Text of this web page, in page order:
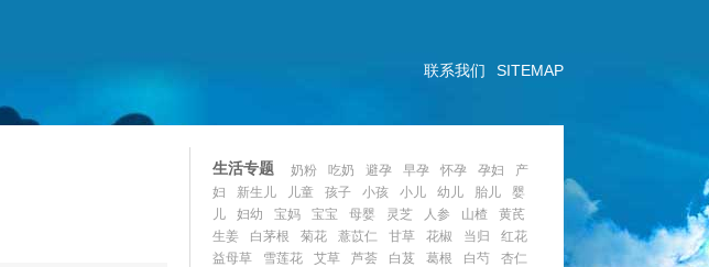
联系我们 SITEMAP
生活专题 奶粉 吃奶 避孕 早孕 怀孕 孕妇
产
妇
新生儿 儿童 孩子 小孩 小儿 幼儿 胎儿
婴
儿
妇幼 宝妈 宝宝 母婴 灵芝 人参 山楂
黄芪
生姜
白茅根 菊花 薏苡仁 甘草 花椒 当归
红花
益母草
雪莲花 艾草 芦荟 白芨 葛根 白芍
杏仁